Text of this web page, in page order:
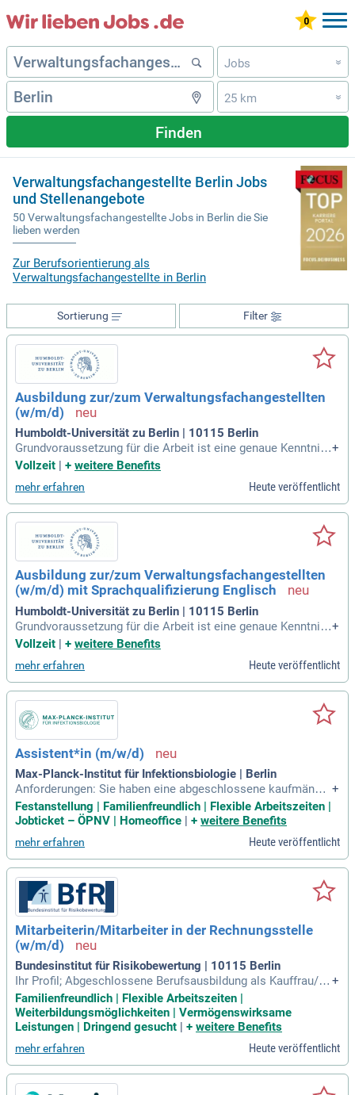
Jobs »
25 km »
Finden
Verwaltungsfachangestellte Berlin Jobs
und Stellenangebote
50 Verwaltungsfachangestellte Jobs in Berlin die Sie
lieben werden
Zur Berufsorientierung als
Verwaltungsfachangestellte in Berlin
Filter
Sortierung
Ausbildung zur/zum Verwaltungsfachangestellten
(w/m/d)
Humboldt-Universität zu Berlin | 10115 Berlin
Grundvoraussetzung für die Arbeit ist eine genaue Kenntnis
der Verwaltungsorganisation und der Verwaltungsabläufe.
stellte/ Verwaltungsfachangestellter mit Sprachqualifikatio
n (Englisch) ".
+
Vollzeit
+ weitere Benefits
mehr erfahren Heute veröffentlicht
Ausbildung zur/zum Verwaltungsfachangestellten
(w/m/d) mit Sprachqualifizierung Englisch
Humboldt-Universität zu Berlin | 10115 Berlin
Grundvoraussetzung für die Arbeit ist eine genaue Kenntnis
der Verwaltungsorganisation und der Verwaltungsabläufe.
stellte/ Verwaltungsfachangestellter mit Sprachqualifikatio
n (Englisch) ".
+
Vollzeit | + weitere Benefits
mehr erfahren Heute veröffentlicht
Assistent*in (m/w/d)
Max-Planck-Institut für Infektionsbiologie | Berlin
Anforderungen: Sie haben eine abgeschlossene kaufmännis
che Ausbildung oder eine Ausbildung als Verwaltungsfacha
ngestellte*r bzw. haben einschlägige mehrjährige Berufserfa
in einer Forschungseinrichtung
+
Festanstellung | Familienfreundlich | Flexible Arbeitszeiten |
Jobticket – ÖPNV | Homeoffice | + weitere Benefits
mehr erfahren Heute veröffentlicht
Mitarbeiterin/Mitarbeiter in der Rechnungsstelle
(w/m/d)
Bundesinstitut für Risikobewertung | 10115 Berlin
Ihr Profil; Abgeschlossene Berufsausbildung als Kauffrau/Ka
ufmann für Büromanagement, Verwaltungsfachangestellte/r
oder eine vergleichbare Berufsausbildung; Umfassende Ken
ntnisse der einschlägigen Bestimmungen des Haushaltsrec
+
Familienfreundlich | Flexible Arbeitszeiten |
Weiterbildungsmöglichkeiten | Vermögenswirksame
Leistungen | Dringend gesucht
+ weitere Benefits
mehr erfahren Heute veröffentlicht